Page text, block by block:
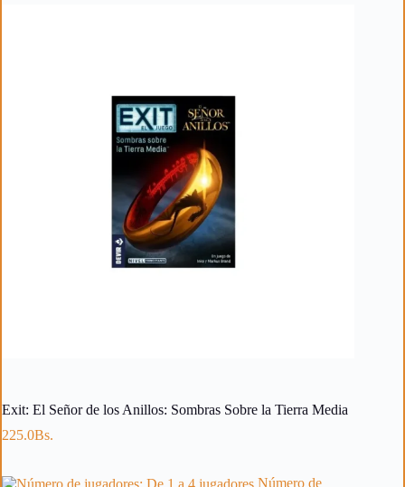
Exit: El Señor de los Anillos: Sombras Sobre la Tierra Media
225.0Bs.
Número de